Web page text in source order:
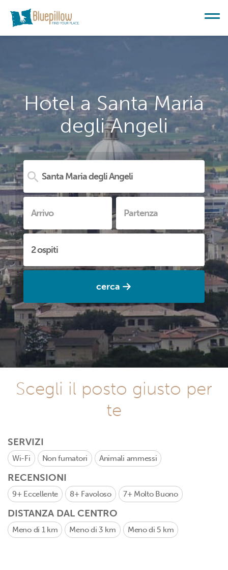
Hotel a Santa Maria
degli Angeli
cerca
Scegli il posto giusto per
te
SERVIZI
Wi-Fi Non fumatori Animali ammessi
RECENSIONI
9+ Eccellente 8+ Favoloso 7+ Molto Buono
DISTANZA DAL CENTRO
Meno di 1 km Meno di 3 km Meno di 5 km